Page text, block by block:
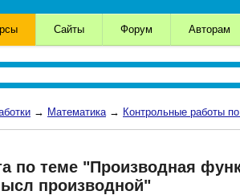
Сайты Форум Авторам
→ Математика→ Контрольные работы
по теме "Производная
производной"